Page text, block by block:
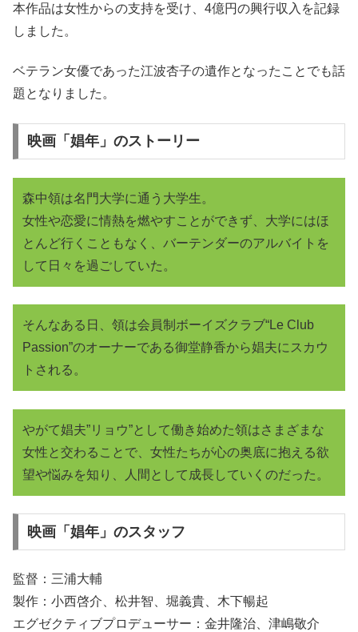
本作品は女性からの支持を受け、4億円の興行収入を記録
しました。
ベテラン女優であった江波杏子の遺作となったことでも話
題となりました。
映画「娼年」のストーリー
森中領は名門大学に通う大学生。
女性や恋愛に情熱を燃やすことができず、大学にはほ
とんど行くこともなく、バーテンダーのアルバイトを
して日々を過ごしていた。
そんなある日、領は会員制ボーイズクラブ“Le Club
Passion”のオーナーである御堂静香から娼夫にスカウ
トされる。
やがて娼夫”リョウ”として働き始めた領はさまざまな
女性と交わることで、女性たちが心の奥底に抱える欲
望や悩みを知り、人間として成長していくのだった。
映画「娼年」のスタッフ
監督：三浦大輔
製作：小西啓介、松井智、堀義貴、木下暢起
エグゼクティブプロデューサー：金井隆治、津嶋敬介